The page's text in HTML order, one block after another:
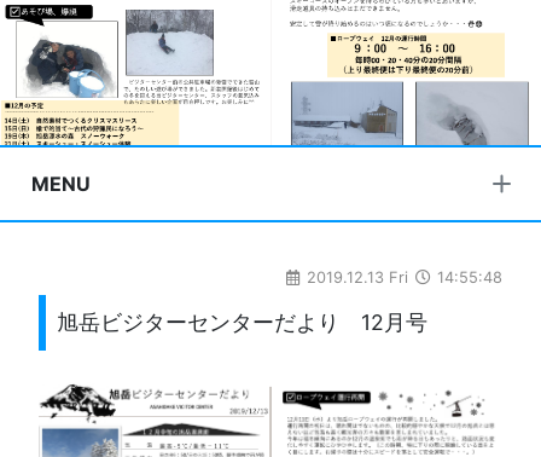
MENU
2019.12.13 Fri 14:55:48
旭岳ビジターセンターだより 12月号